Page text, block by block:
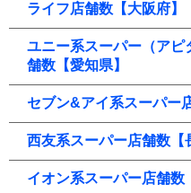
ライフ店舗数【大阪府】
ユニー系スーパー（アピ
舗数【愛知県】
セブン&アイ系スーパー
西友系スーパー店舗数【
イオン系スーパー店舗数